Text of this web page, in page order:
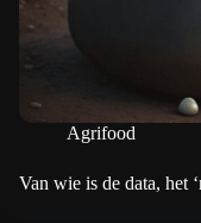
Agrifood
Van wie is de data, het